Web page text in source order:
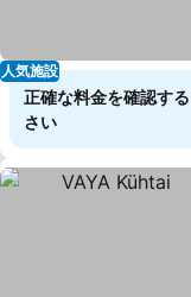
人気施設
正確な料金を確認す
さい